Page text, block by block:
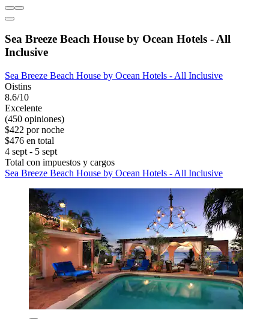
Sea Breeze Beach House by Ocean Hotels - All
Inclusive
Sea Breeze Beach House by Ocean Hotels - All Inclusive
Oistins
8.6/10
Excelente
(450 opiniones)
$422 por noche
$476 en total
4 sept - 5 sept
Total con impuestos y cargos
Sea Breeze Beach House by Ocean Hotels - All Inclusive